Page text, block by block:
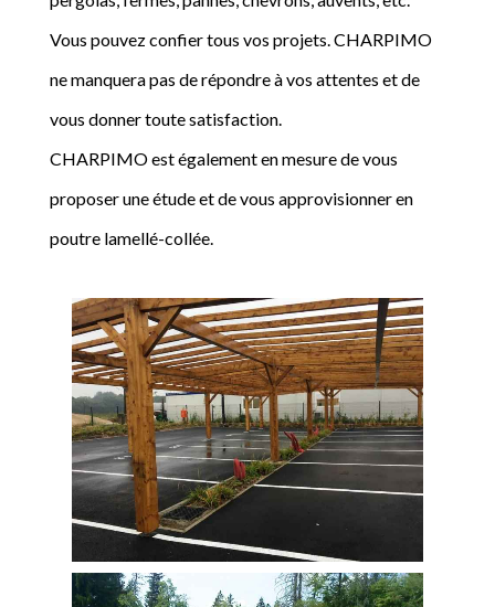
Vous pouvez confier tous vos projets. CHARPIMO
ne manquera pas de répondre à vos attentes et de
vous donner toute satisfaction.
CHARPIMO est également en mesure de vous
proposer une étude et de vous approvisionner en
poutre lamellé-collée.